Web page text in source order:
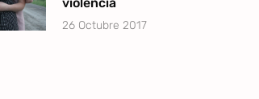
26 Octubre 2017